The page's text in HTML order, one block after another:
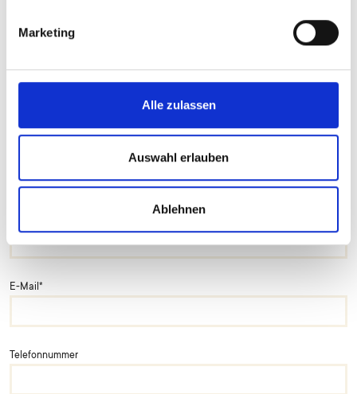
Marketing
Alle zulassen
Auswahl erlauben
Ablehnen
Anrede*
E-Mail*
Telefonnummer